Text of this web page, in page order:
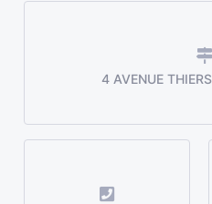
4 AVENUE